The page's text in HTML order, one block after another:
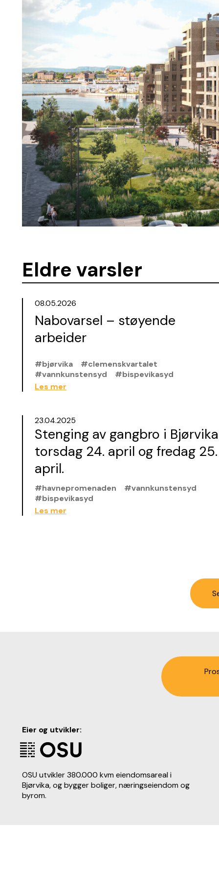
Eldre varsler
08.05.2026
Nabovarsel – støyende
arbeider
Les mer
#bjørvika
#clemenskvartalet
#vannkunstensyd
#bispevikasyd
23.04.2025
Stenging av gangbro i Bjørvika
torsdag 24. april og fredag 25.
april.
Les mer
#havnepromenaden
#vannkunstensyd
#bispevikasyd
Eier og utvikler:
OSU utvikler 380.000 kvm eiendomsareal i
Bjørvika, og bygger boliger, næringseiendom og
byrom.